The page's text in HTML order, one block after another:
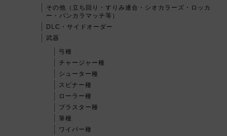
その他（立ち回り・すりみ連合・シオカラーズ・ロッカ
ー・バンカラマッチ等）
DLC・サイドオーダー
武器
弓種
チャージャー種
シューター種
スピナー種
ローラー種
ブラスター種
筆種
ワイパー種